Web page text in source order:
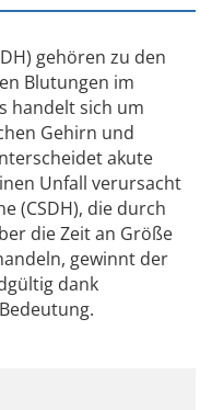
gehören zu den
Blutungen im
handelt sich um
Gehirn und
akute
Unfall verursacht
(CSDH), die durch
die Zeit an Größe
gewinnt der
dank